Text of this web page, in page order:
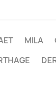
MILA